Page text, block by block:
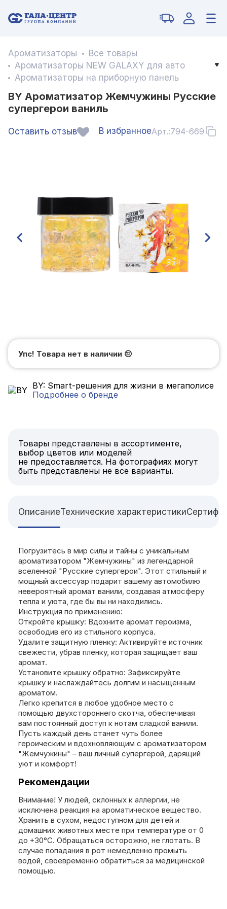
Ароматизаторы
Все товары
Ароматизаторы NEW GALAXY для авто
Ароматизаторы на приборную панель
BY Ароматизатор Жемчужины Русские
супергерои ваниль
Оставить отзыв В избранноеАрт.:794-669
Упс! Товара нет в наличии 😔
BY: Smart-решения для жизни в мегаполисе
Подробнее о бренде
Товары представлены в ассортименте,
выбор цветов или моделей
не предоставляется. На фотографиях могут
быть представлены не все варианты.
ОписаниеТехнические характеристики
Погрузитесь в мир силы и тайны с уникальным
ароматизатором "Жемчужины" из легендарной
вселенной "Русские супергерои". Этот стильный и
мощный аксессуар подарит вашему автомобилю
невероятный аромат ванили, создавая атмосферу
тепла и уюта, где бы вы ни находились.
Инструкция по применению:
Откройте крышку: Вдохните аромат героизма,
освободив его из стильного корпуса.
Удалите защитную пленку: Активируйте источник
свежести, убрав пленку, которая защищает ваш
аромат.
Установите крышку обратно: Зафиксируйте
крышку и наслаждайтесь долгим и насыщенным
ароматом.
Легко крепится в любое удобное место с
помощью двухстороннего скотча, обеспечивая
вам постоянный доступ к нотам сладкой ванили.
Пусть каждый день станет чуть более
героическим и вдохновляющим с ароматизатором
"Жемчужины" – ваш личный супергерой, дарящий
уют и комфорт!
Рекомендации
Внимание! У людей, склонных к аллергии, не
исключена реакция на ароматическое вещество.
Хранить в сухом, недоступном для детей и
домашних животных месте при температуре от 0
до +30°С. Обращаться осторожно, не глотать. В
случае попадания в рот немедленно промыть
водой, своевременно обратиться за медицинской
помощью.